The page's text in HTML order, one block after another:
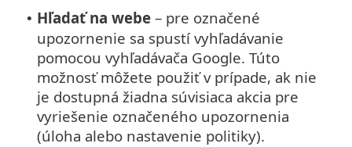
• Hľadať na webe – pre označené
upozornenie sa spustí vyhľadávanie
pomocou vyhľadávača Google. Túto
možnosť môžete použiť v prípade, ak nie
je dostupná žiadna súvisiaca akcia pre
vyriešenie označeného upozornenia
(úloha alebo nastavenie politiky).